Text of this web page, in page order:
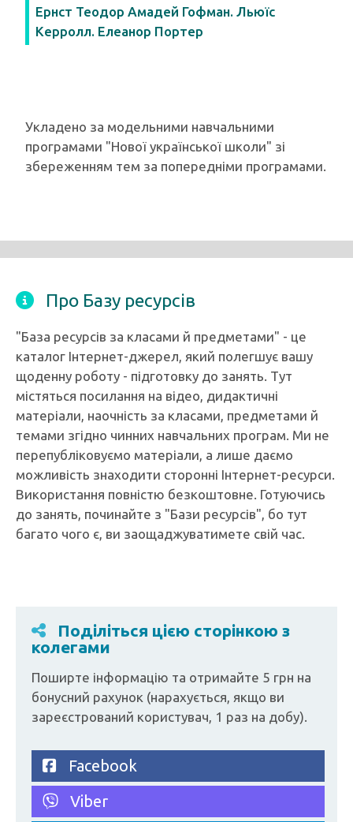
Ернст Теодор Амадей Гофман. Льюїс
Керролл. Елеанор Портер
Укладено за модельними навчальними
програмами "Нової української школи" зі
збереженням тем за попередніми програмами.
Про Базу ресурсів
"База ресурсів за класами й предметами" - це
каталог Інтернет-джерел, який полегшує вашу
щоденну роботу - підготовку до занять. Тут
містяться посилання на відео, дидактичні
матеріали, наочність за класами, предметами й
темами згідно чинних навчальних програм. Ми не
перепубліковуємо матеріали, а лише даємо
можливість знаходити сторонні Інтернет-ресурси.
Використання повністю безкоштовне. Готуючись
до занять, починайте з "Бази ресурсів", бо тут
багато чого є, ви заощаджуватимете свій час.
Поділіться цією сторінкою з
колегами
Поширте інформацію та отримайте 5 грн на
бонусний рахунок (нарахується, якщо ви
зареєстрований користувач, 1 раз на добу).
Facebook
Viber